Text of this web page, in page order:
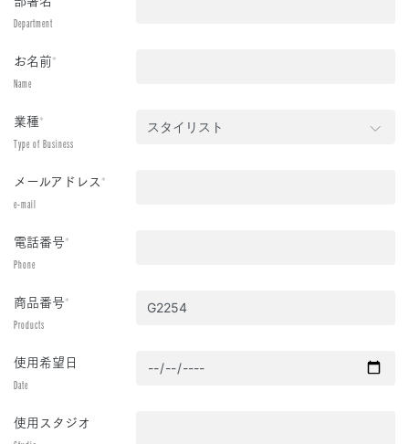
Department
お名前*
Name
業種*
Type of Business
メールアドレス*
e-mail
電話番号*
Phone
商品番号*
Products
使用希望日
Date
使用スタジオ